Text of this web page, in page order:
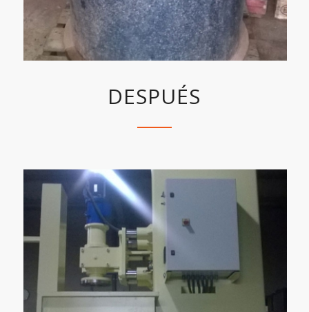
DESPUÉS